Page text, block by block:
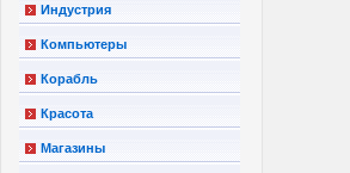
Индустрия
Компьютеры
Корабль
Красота
Магазины